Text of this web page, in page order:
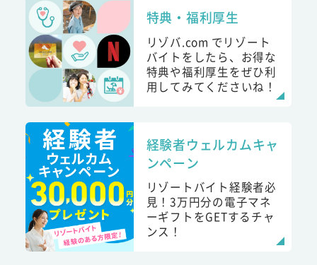
特典・福利厚生
リゾバ.com でリゾート
バイトをしたら、お得な
特典や福利厚生をぜひ利
用してみてくださいね！
経験者ウェルカムキャ
ンペーン
リゾートバイト経験者必
見！3万円分の電子マネ
ーギフトをGETするチャ
ンス！